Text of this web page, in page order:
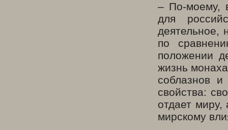
– По-моему,
для
деятельное,
по
положении
жизнь
соблазнов
свойства:
отдает миру,
мирскому